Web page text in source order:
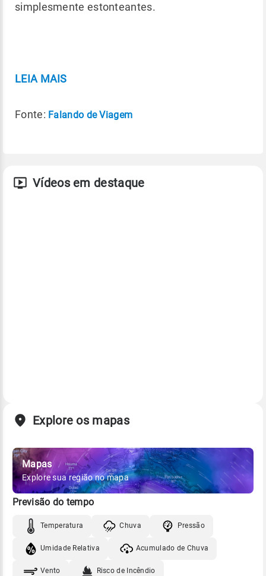
simplesmente estonteantes.
LEIA MAIS
Fonte: Falando de Viagem
Vídeos em destaque
Explore os mapas
Mapas
Explore sua região no mapa
Previsão do tempo
Temperatura Chuva Pressão
Umidade Relativa Acumulado de Chuva
Vento Risco de Incêndio